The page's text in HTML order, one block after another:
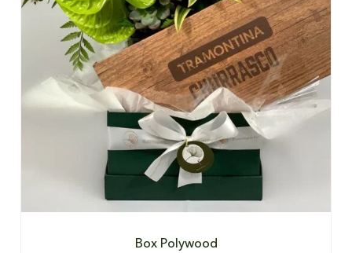
DETALHES
Box Polywood